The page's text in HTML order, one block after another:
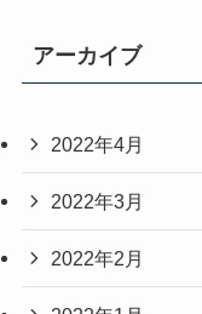
アーカイブ
2022年4月
2022年3月
2022年2月